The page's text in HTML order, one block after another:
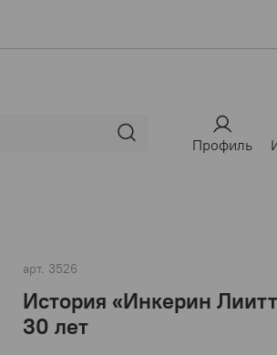
Профиль
арт. 3526
История «Инкерин
30 лет